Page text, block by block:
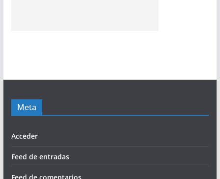
Meta
Acceder
Feed de entradas
Feed de comentarios